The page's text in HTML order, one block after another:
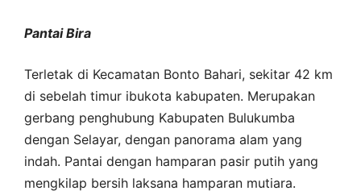
Pantai Bira
Terletak di Kecamatan Bonto Bahari, sekitar 42 km
di sebelah timur ibukota kabupaten. Merupakan
gerbang penghubung Kabupaten Bulukumba
dengan Selayar, dengan panorama alam yang
indah. Pantai dengan hamparan pasir putih yang
mengkilap bersih laksana hamparan mutiara.